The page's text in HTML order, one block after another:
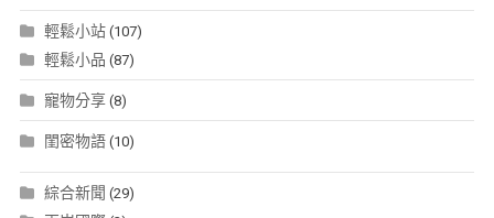
輕鬆小站(107)
輕鬆小品 (87)
寵物分享(8)
閨密物語(10)
綜合新聞 (29)